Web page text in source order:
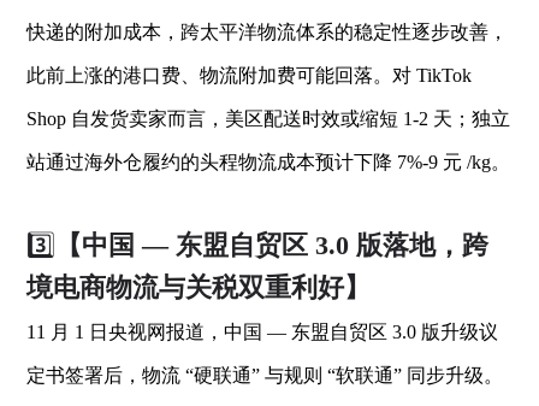
快递的附加成本，跨太平洋物流体系的稳定性逐步改善，
此前上涨的港口费、物流附加费可能回落。对 TikTok
Shop 自发货卖家而言，美区配送时效或缩短 1-2 天；独立
站通过海外仓履约的头程物流成本预计下降 7%-9 元 /kg。
3️⃣
【中国 — 东盟自贸区 3.0 版落地，跨
境电商物流与关税双重利好】
11 月 1 日央视网报道，中国 — 东盟自贸区 3.0 版升级议
定书签署后，物流 “硬联通” 与规则 “软联通” 同步升级。